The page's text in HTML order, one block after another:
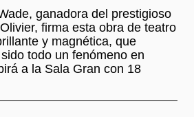
ganadora del prestigioso
firma esta obra de teatro
y magnética, que
todo un fenómeno en
a la Sala Gran con 18